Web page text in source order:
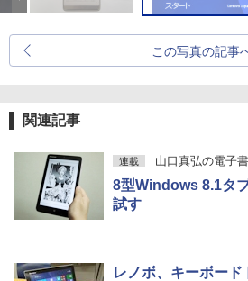
この写真の記事
関連記事
連載 山口真弘の電子
8型Windows 8.1タ
試す
レノボ、キーボー